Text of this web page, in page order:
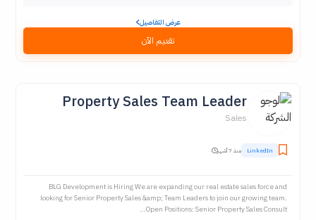
عرض التفاصيل
تقديم الآن
Property Sales Team Leader
Sales
LinkedIn منذ 7 أشهر
BLG Development is Hiring We are expanding our real estate sales force and
looking for Senior Property Sales &amp; Team Leaders to join our growing team.
Open Positions: Senior Property Sales Consult...